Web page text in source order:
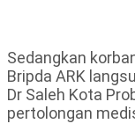
Sedangkan
Bripda ARK
Dr Saleh Kota
pertolongan